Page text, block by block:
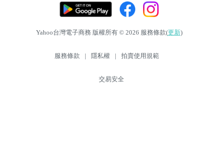
Yahoo台灣電子商務 版權所有 © 2026 服務條款(更新)
服務條款 | 隱私權 | 拍賣使用規範
交易安全